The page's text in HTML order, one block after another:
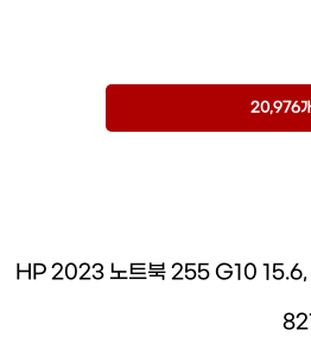
20,976
HP 2023 노트북 255 G10